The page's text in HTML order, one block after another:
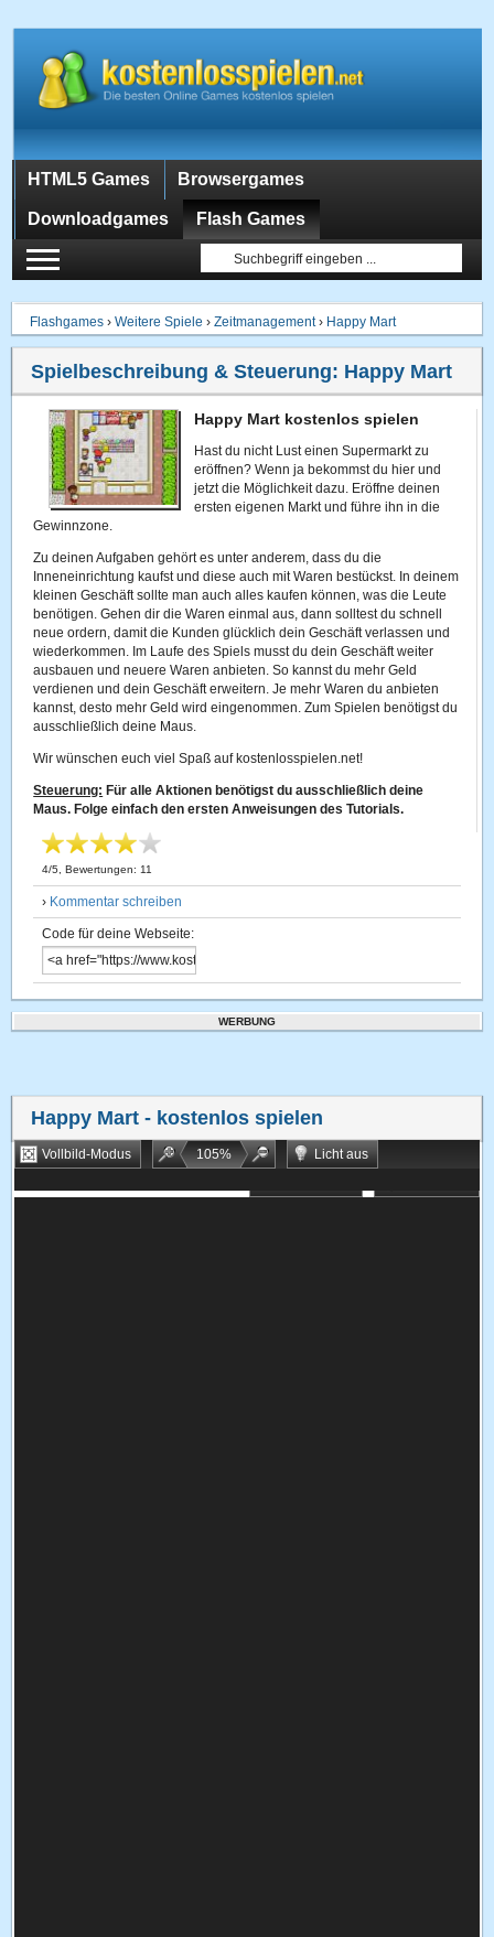
HTML5 Games Browsergames
Downloadgames Flash Games
Flashgames ›Weitere Spiele ›Zeitmanagement› Happy Mart
Spielbeschreibung & Steuerung: Happy Mart
Happy Mart kostenlos spielen
Hast du nicht Lust einen Supermarkt zu
eröffnen? Wenn ja bekommst du hier und
jetzt die Möglichkeit dazu. Eröffne deinen
ersten eigenen Markt und führe ihn in die
Gewinnzone.
Zu deinen Aufgaben gehört es unter anderem, dass du die
Inneneinrichtung kaufst und diese auch mit Waren bestückst. In deinem
kleinen Geschäft sollte man auch alles kaufen können, was die Leute
benötigen. Gehen dir die Waren einmal aus, dann solltest du schnell
neue ordern, damit die Kunden glücklich dein Geschäft verlassen und
wiederkommen. Im Laufe des Spiels musst du dein Geschäft weiter
ausbauen und neuere Waren anbieten. So kannst du mehr Geld
verdienen und dein Geschäft erweitern. Je mehr Waren du anbieten
kannst, desto mehr Geld wird eingenommen. Zum Spielen benötigst du
ausschließlich deine Maus.
Wir wünschen euch viel Spaß auf kostenlosspielen.net!
Steuerung: Für alle Aktionen benötigst du ausschließlich deine
Maus. Folge einfach den ersten Anweisungen des Tutorials.
4/5 , Bewertungen: 11
› Kommentar schreiben
Code für deine Webseite:
WERBUNG
Happy Mart - kostenlos spielen
Vollbild-Modus 105%
Licht aus